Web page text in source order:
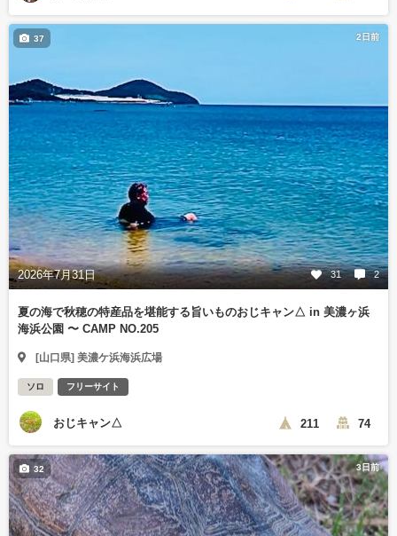
2日前
2026年7月31日 31 2
37
夏の海で秋穂の特産品を堪能する旨いものおじキャン△ in 美濃ヶ浜
海浜公園 〜 CAMP NO.205
[山口県] 美濃ケ浜海浜広場
ソロ フリーサイト
おじキャン△ 211 74
3日前
32